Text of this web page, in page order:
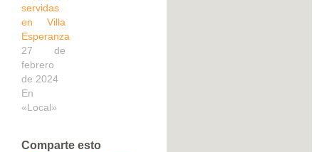
servidas
en Villa
Esperanza
27 de
febrero
de 2024
En
«Local»
Comparte esto